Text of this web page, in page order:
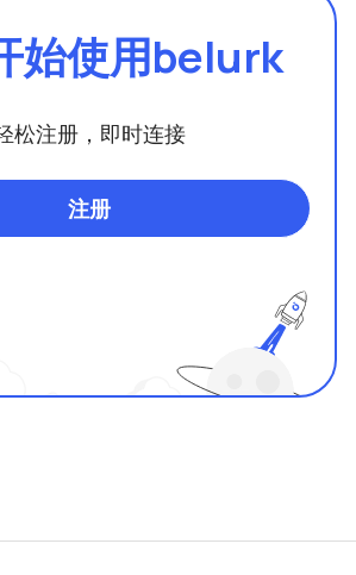
始使用belurk
松注册，即时连接
注册